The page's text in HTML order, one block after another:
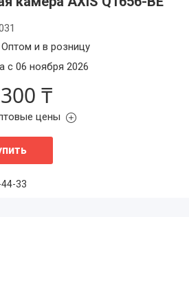
Оптом и в розницу
с 06 ноября 2026
₸
цены
33